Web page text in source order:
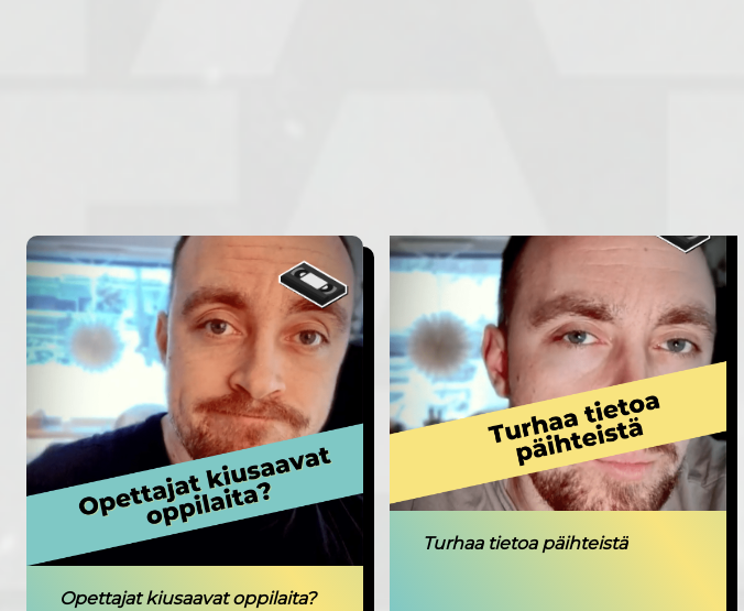
Opettajat kiusaavat oppilaita?
Turhaa tietoa päihteistä